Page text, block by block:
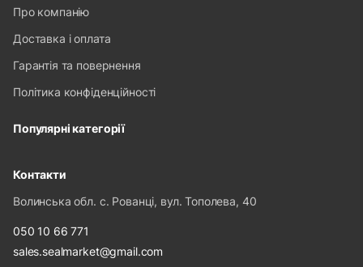
Про компанію
Доставка і оплата
Гарантія та повернення
Політика конфіденційності
Популярні категорії
Контакти
Волинська обл. с. Рованці, вул. Тополева, 40
050 10 66 771
sales.sealmarket@gmail.com